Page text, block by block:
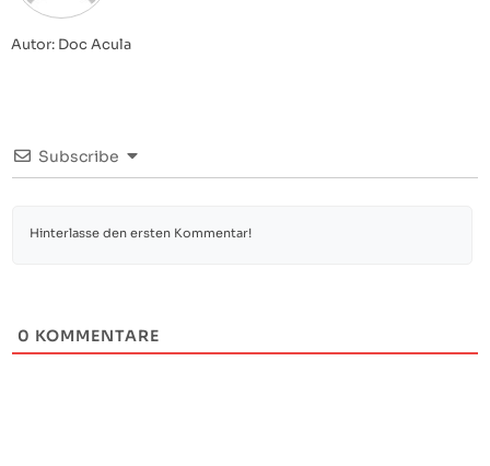
Autor: Doc Acula
Subscribe
0 KOMMENTARE